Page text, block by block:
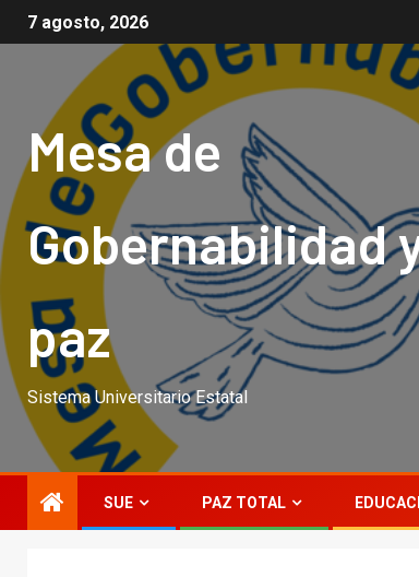
7 agosto, 2026
Mesa de
Gobernabilidad
paz
Sistema Universitario Estatal
SUE PAZ TOTAL